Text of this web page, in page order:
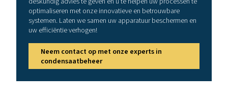
ECOBOX
2
190
ECOBOX
3
570 4 x 1/2"